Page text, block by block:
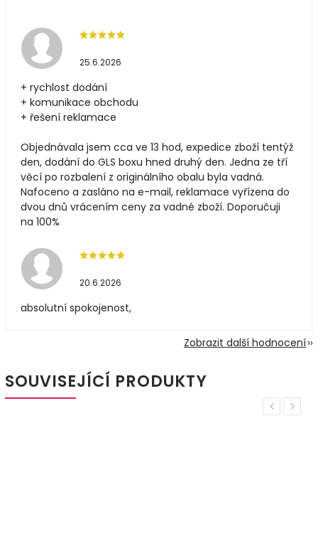
25.6.2026
+ rychlost dodání
+ komunikace obchodu
+ řešení reklamace
Objednávala jsem cca ve 13 hod, expedice zboží tentýž
den, dodání do GLS boxu hned druhý den. Jedna ze tří
věcí po rozbalení z originálního obalu byla vadná.
Nafoceno a zasláno na e-mail, reklamace vyřízena do
dvou dnů vrácením ceny za vadné zboží. Doporučuji
na 100%
20.6.2026
absolutní spokojenost,
Zobrazit další hodnocení
SOUVISEJÍCÍ PRODUKTY
Previous
Next